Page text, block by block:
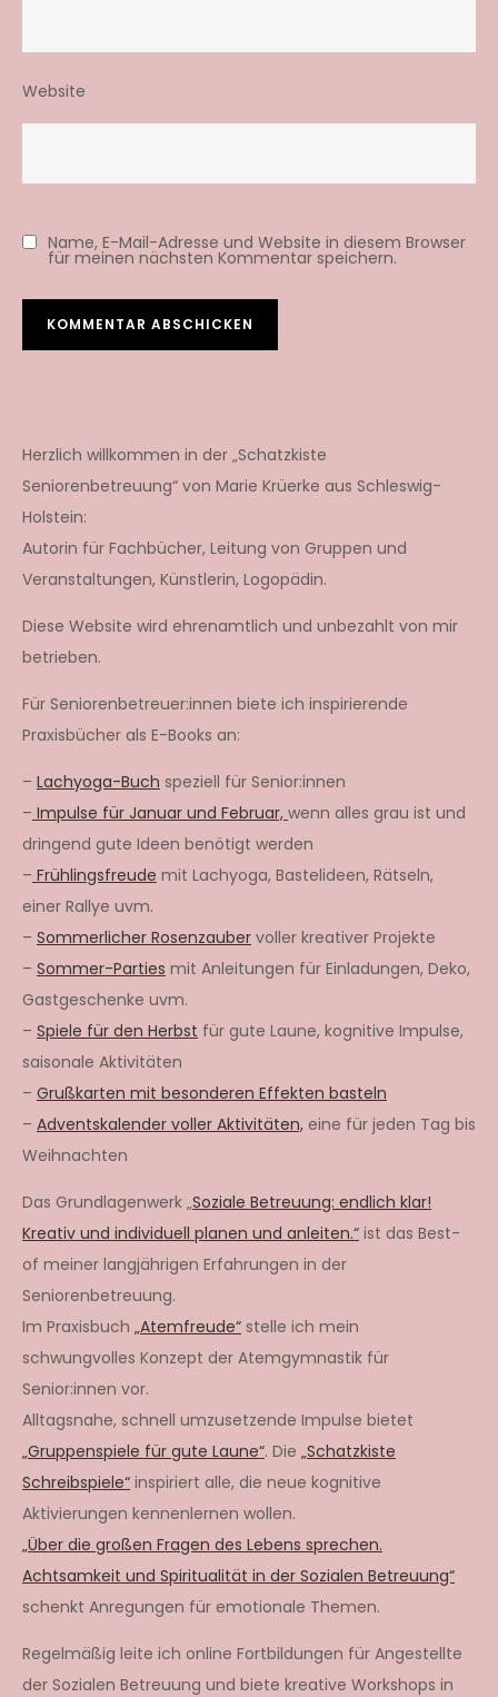
Website
Name, E-Mail-Adresse und Website in diesem Browser
für meinen nächsten Kommentar speichern.
Herzlich willkommen in der „Schatzkiste
Seniorenbetreuung“ von Marie Krüerke aus Schleswig-
Holstein:
Autorin für Fachbücher, Leitung von Gruppen und
Veranstaltungen, Künstlerin, Logopädin.
Diese Website wird ehrenamtlich und unbezahlt von mir
betrieben.
Für Seniorenbetreuer:innen biete ich inspirierende
Praxisbücher als E-Books an:
– Lachyoga-Buch speziell für Senior:innen
– Impulse für Januar und Februar, wenn alles grau ist und
dringend gute Ideen benötigt werden
– Frühlingsfreude mit Lachyoga, Bastelideen, Rätseln,
einer Rallye uvm.
– Sommerlicher Rosenzauber voller kreativer Projekte
– Sommer-Parties mit Anleitungen für Einladungen, Deko,
Gastgeschenke uvm.
– Spiele für den Herbst für gute Laune, kognitive Impulse,
saisonale Aktivitäten
– Grußkarten mit besonderen Effekten basteln
– Adventskalender voller Aktivitäten, eine für jeden Tag bis
Weihnachten
Das Grundlagenwerk „Soziale Betreuung: endlich klar!
Kreativ und individuell planen und anleiten.“ ist das Best-
of meiner langjährigen Erfahrungen in der
Seniorenbetreuung.
Im Praxisbuch „Atemfreude“ stelle ich mein
schwungvolles Konzept der Atemgymnastik für
Senior:innen vor.
Alltagsnahe, schnell umzusetzende Impulse bietet
„Gruppenspiele für gute Laune“. Die „Schatzkiste
Schreibspiele“ inspiriert alle, die neue kognitive
Aktivierungen kennenlernen wollen.
„Über die großen Fragen des Lebens sprechen.
Achtsamkeit und Spiritualität in der Sozialen Betreuung“
schenkt Anregungen für emotionale Themen.
Regelmäßig leite ich online Fortbildungen für Angestellte
der Sozialen Betreuung und biete kreative Workshops in